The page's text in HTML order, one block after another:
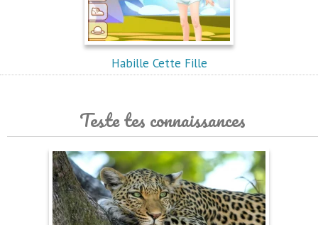
Habille Cette Fille
Teste tes connaissances